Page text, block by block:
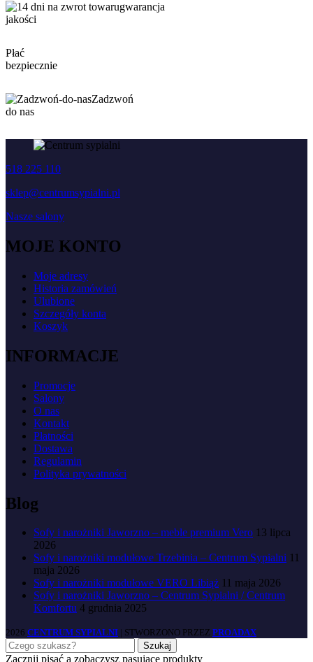
gwarancja
jakości
Płać
bezpiecznie
Zadzwoń
do nas
518 225 110
sklep@centrumsypialni.pl
Nasze salony
MOJE KONTO
Moje adresy
Historia zamówień
Ulubione
Szczegóły konta
Koszyk
INFORMACJE
Promocje
Salony
O nas
Kontakt
Płatności
Dostawa
Regulamin
Polityka prywatności
Blog
Sofy i narożniki Jaworzno – meble premium Vero 13 lipca
2026
Sofy i narożniki modułowe Trzebinia – Centrum Sypialni 11
maja 2026
Sofy i narożniki modułowe VERO Libiąż 11 maja 2026
Sofy i narożniki Jaworzno – Centrum Sypialni / Centrum
Komfortu 4 grudnia 2025
2026 CENTRUM SYPIALNI | STWORZONO PRZEZ PROADAX
Szukaj
Zacznij pisać a zobaczysz pasujące produkty